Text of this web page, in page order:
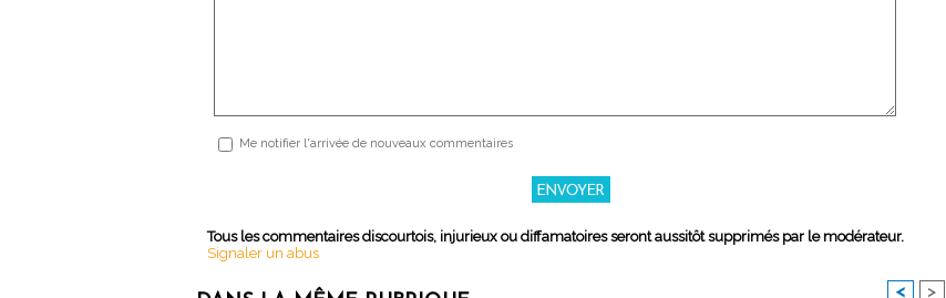
Me notifier l'arrivée de nouveaux commentaires
Tous les commentaires discourtois, injurieux ou diffamatoires seront aussitôt supprimés par le modérateur.
Signaler un abus
< >